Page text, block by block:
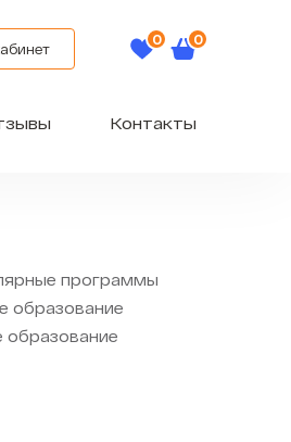
Контакты
программы
образование